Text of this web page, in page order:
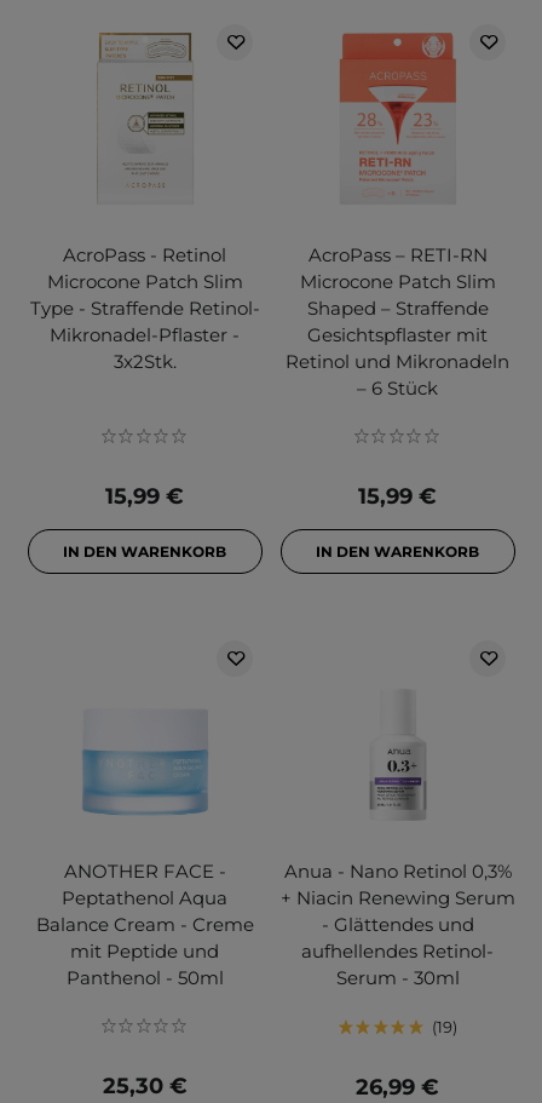
AcroPass - Retinol
Microcone Patch Slim
Type - Straffende Retinol-
Mikronadel-Pflaster -
3x2Stk.
15,99 €
IN DEN WARENKORB
AcroPass – RETI-RN
Microcone Patch Slim
Shaped – Straffende
Gesichtspflaster mit
Retinol und Mikronadeln
– 6 Stück
15,99 €
IN DEN WARENKORB
ANOTHER FACE -
Peptathenol Aqua
Balance Cream - Creme
mit Peptide und
Panthenol - 50ml
25,30 €
Anua - Nano Retinol 0,3%
+ Niacin Renewing Serum
- Glättendes und
aufhellendes Retinol-
Serum - 30ml
19
26,99 €